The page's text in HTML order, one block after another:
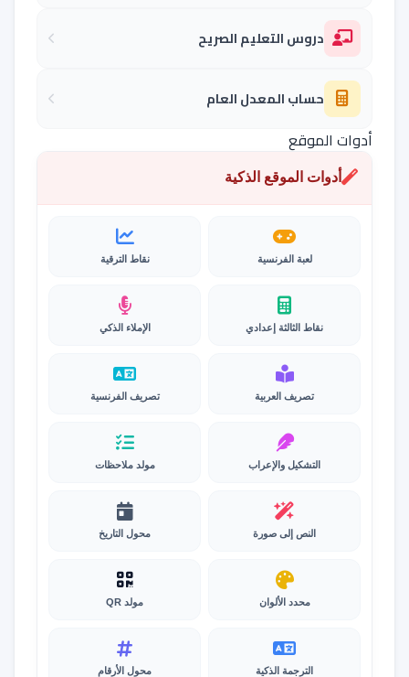
دروس التعليم الصريح
حساب المعدل العام
أدوات الموقع
أدوات الموقع الذكية
لعبة الفرنسية نقاط الترقية
نقاط الثالثة إعدادي الإملاء الذكي
تصريف العربية تصريف الفرنسية
التشكيل والإعراب مولد ملاحظات
النص إلى صورة محول التاريخ
محدد الألوان مولد QR
الترجمة الذكية محول الأرقام